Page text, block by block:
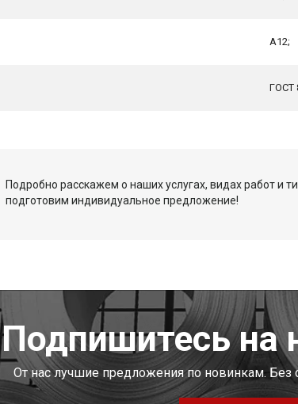
А12;
ГОСТ
Подробно расскажем о наших услугах, видах работ и
подготовим индивидуальное предложение!
Подпишитесь на
От нас лучшие предложения по новинкам. Без